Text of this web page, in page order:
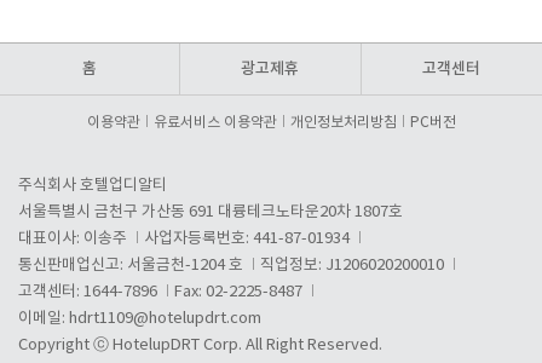
홈 광고제휴 고객센터
이용약관 유료서비스 이용약관 개인정보처리방침 PC버전
주식회사 호텔업디알티
서울특별시 금천구 가산동 691 대륭테크노타운20차 1807호
대표이사: 이송주
사업자등록번호: 441-87-01934
통신판매업신고: 서울금천-1204 호
직업정보: J1206020200010
고객센터: 1644-7896
Fax: 02-2225-8487
이메일: hdrt1109@hotelupdrt.com
Copyright ⓒ HotelupDRT Corp. All Right Reserved.